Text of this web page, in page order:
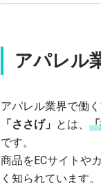
アパレル
アパレル業界で働く
「ささげ」 とは、
です。
商品をECサイトや
く知られています。